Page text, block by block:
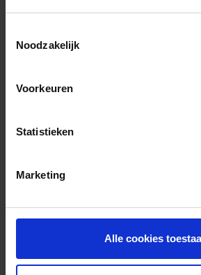
Noodzakelijk
Voorkeuren
Statistieken
Marketing
Alle cookies